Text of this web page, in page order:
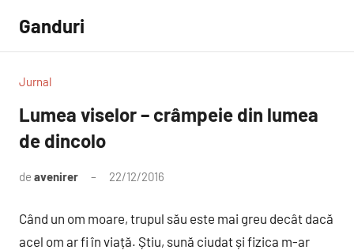
conținut
Ganduri
Jurnal
Lumea viselor – crâmpeie din lumea
de dincolo
de avenirer 22/12/2016
Când un om moare, trupul său este mai greu decât dacă
acel om ar fi în viață. Știu, sună ciudat și fizica m-ar